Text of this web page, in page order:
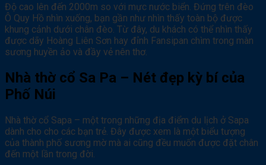
Độ cao lên đến 2000m so với mực nước biển. Đứng trên đèo
Ô Quy Hồ nhìn xuống, bạn gần như nhìn thấy toàn bộ được
khung cảnh dưới chân đèo. Từ đây, du khách có thể nhìn thấy
được dãy Hoàng Liên Sơn hay đỉnh Fansipan chìm trong màn
sương huyền ảo và đầy vẻ nên thơ.
Nhà thờ cổ Sa Pa – Nét đẹp kỳ bí của
Phố Núi
Nhà thờ cổ Sapa – một trong những địa điểm du lịch ở Sapa
dành cho cho các bạn trẻ. Đây được xem là một biểu tượng
của thành phố sương mờ mà ai cũng đều muốn được đặt chân
đến một lần trong đời.